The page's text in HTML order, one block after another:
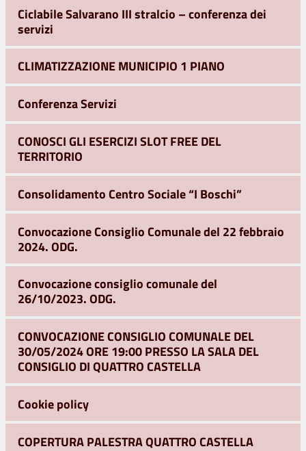
Ciclabile Salvarano III stralcio – conferenza dei
servizi
CLIMATIZZAZIONE MUNICIPIO 1 PIANO
Conferenza Servizi
CONOSCI GLI ESERCIZI SLOT FREE DEL
TERRITORIO
Consolidamento Centro Sociale “I Boschi”
Convocazione Consiglio Comunale del 22 febbraio
2024. ODG.
Convocazione consiglio comunale del
26/10/2023. ODG.
CONVOCAZIONE CONSIGLIO COMUNALE DEL
30/05/2024 ORE 19:00 PRESSO LA SALA DEL
CONSIGLIO DI QUATTRO CASTELLA
Cookie policy
COPERTURA PALESTRA QUATTRO CASTELLA